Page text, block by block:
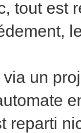
tout est
un
reparti